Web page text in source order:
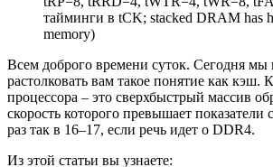
тайминги в tCK; stacked DRAM has
memory)
Всем доброго времени суток. Сегодня мы
растолковать вам такое понятие как кэш.
процессора – это сверхбыстрый массив
скорость которого превышает
раз так в 16–17, если речь идет о DDR4.
Из этой статьи вы узнаете: